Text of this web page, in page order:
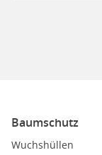
Baumschutz
Wuchshüllen